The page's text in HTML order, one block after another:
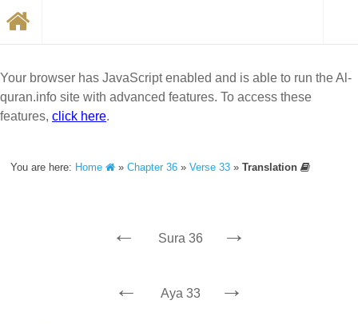
Your browser has JavaScript enabled and is able to run the Al-
quran.info site with advanced features. To access these
features, click here.
You are here: Home »Chapter 36 »Verse 33 »Translation
← Sura 36 →
← Aya 33 →